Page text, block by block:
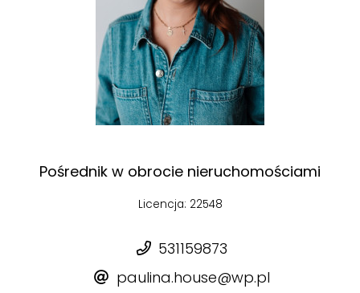
Pośrednik w obrocie nieruchomościami
Licencja: 22548
531159873
paulina.house@wp.pl